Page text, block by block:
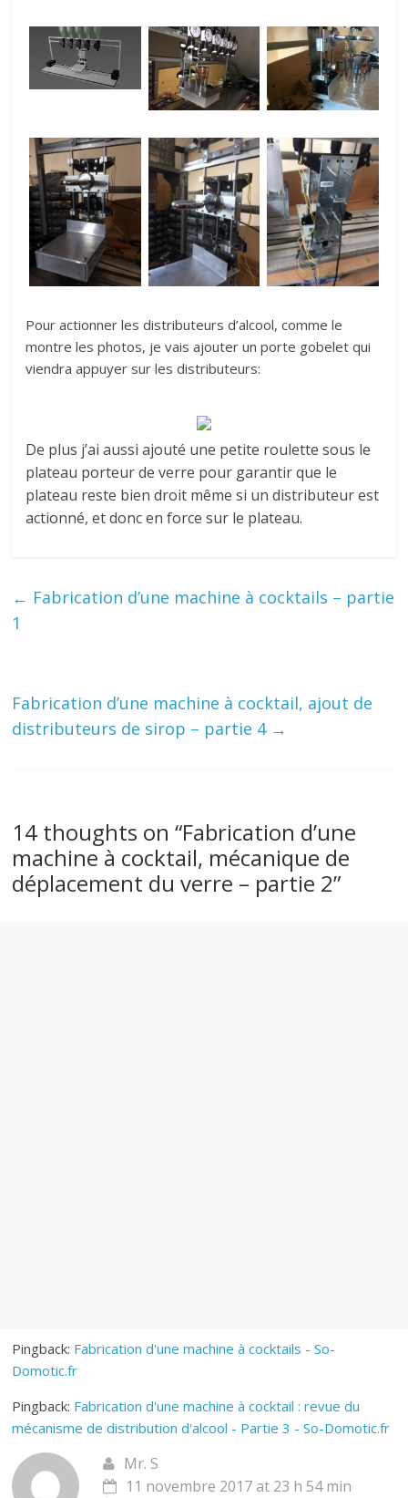
Pour actionner les distributeurs d’alcool, comme le
montre les photos, je vais ajouter un porte gobelet qui
viendra appuyer sur les distributeurs:
De plus j’ai aussi ajouté une petite roulette sous le
plateau porteur de verre pour garantir que le
plateau reste bien droit même si un distributeur est
actionné, et donc en force sur le plateau.
← Fabrication d’une machine à cocktails – partie
1
Fabrication d’une machine à cocktail, ajout de
distributeurs de sirop – partie 4 →
14 thoughts on “Fabrication d’une
machine à cocktail, mécanique de
déplacement du verre – partie 2”
Pingback: Fabrication d'une machine à cocktails - So-
Domotic.fr
Pingback: Fabrication d'une machine à cocktail : revue du
mécanisme de distribution d'alcool - Partie 3 - So-Domotic.fr
Mr. S
11 novembre 2017 at 23 h 54 min